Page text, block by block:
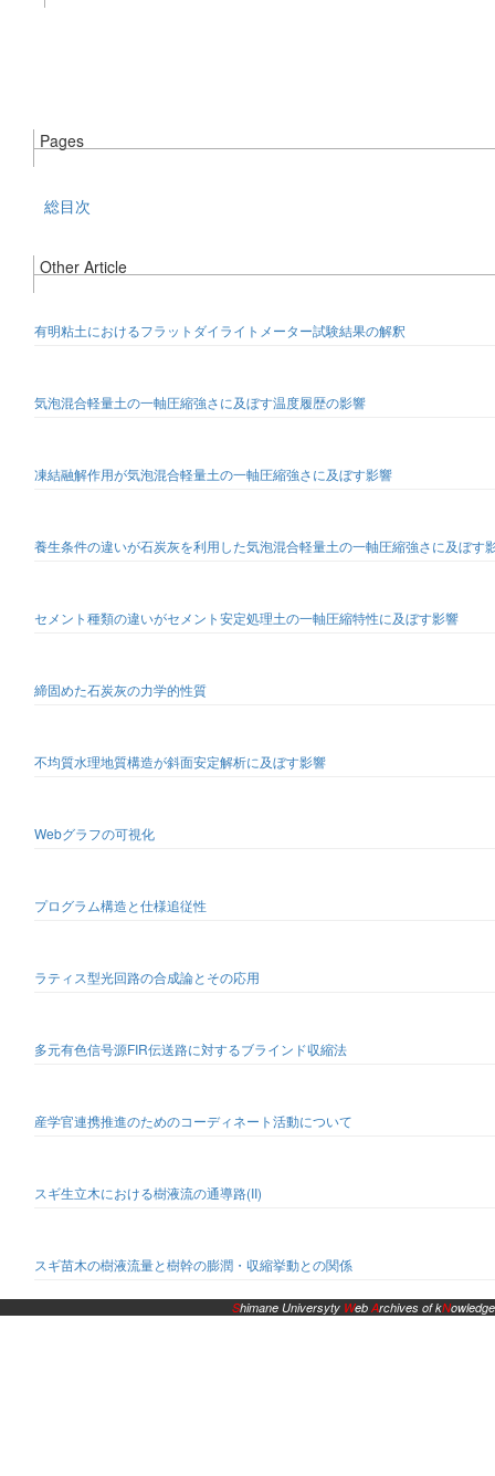
Pages
総目次
Other Article
有明粘土におけるフラットダイライトメーター試験結果の解釈
気泡混合軽量土の一軸圧縮強さに及ぼす温度履歴の影響
凍結融解作用が気泡混合軽量土の一軸圧縮強さに及ぼす影響
養生条件の違いが石炭灰を利用した気泡混合軽量土の一軸圧縮強さに及ぼす
セメント種類の違いがセメント安定処理土の一軸圧縮特性に及ぼす影響
締固めた石炭灰の力学的性質
不均質水理地質構造が斜面安定解析に及ぼす影響
Webグラフの可視化
プログラム構造と仕様追従性
ラティス型光回路の合成論とその応用
多元有色信号源FIR伝送路に対するブラインド収縮法
産学官連携推進のためのコーディネート活動について
スギ生立木における樹液流の通導路(II)
スギ苗木の樹液流量と樹幹の膨潤・収縮挙動との関係
Shimane Universyty WebArchives of kNowledge